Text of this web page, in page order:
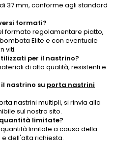
37 mm, conforme agli standard
formati?
formato regolamentare piatto,
Elite e con eventuale
viti.
per il nastrino?
di alta qualità, resistenti e
nastrino su porta nastrini
nastrini multipli, si rinvia alla
sul nostro sito.
limitate?
limitate a causa della
dell'alta richiesta.